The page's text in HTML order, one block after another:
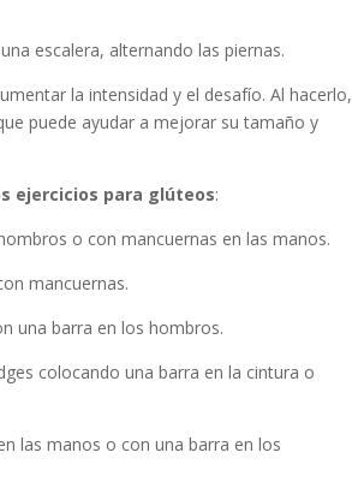
escalera, alternando las piernas.
la intensidad y el desafío. Al hacerlo,
puede ayudar a mejorar su tamaño y
ejercicios para glúteos:
o con mancuernas en las manos.
mancuernas.
una barra en los hombros.
colocando una barra en la cintura o
las manos o con una barra en los